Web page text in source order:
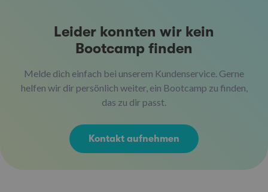
Leider konnten wir kein
Bootcamp finden
Melde dich einfach bei unserem Kundenservice. Gerne
helfen wir dir persönlich weiter, ein Bootcamp zu finden,
das zu dir passt.
Kontakt aufnehmen